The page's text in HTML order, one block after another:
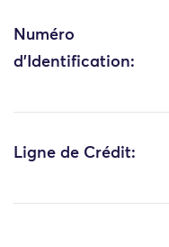
Numéro
d'Identification:
Ligne de Crédit: